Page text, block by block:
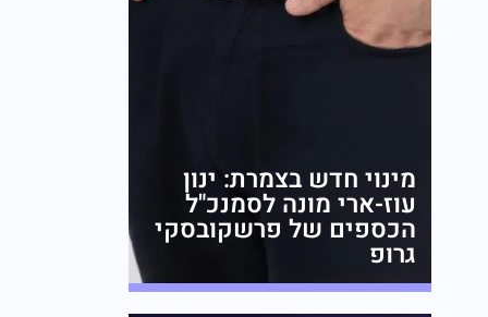
מינוי חדש בצמרת: ינון
עוז-ארי מונה לסמנכ"ל
הכספים של פרשקובסקי
גרופ